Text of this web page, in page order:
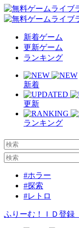
新着ゲーム
更新ゲーム
ランキング
新着
更新
ランキング
#ホラー
#探索
#レトロ
ふりーむ！ＩＤ登録